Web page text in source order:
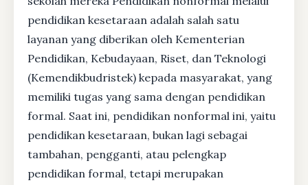
pendidikan kesetaraan adalah salah satu
layanan yang diberikan oleh Kementerian
Pendidikan, Kebudayaan, Riset, dan Teknologi
(Kemendikbudristek) kepada masyarakat, yang
memiliki tugas yang sama dengan pendidikan
formal. Saat ini, pendidikan nonformal ini, yaitu
pendidikan kesetaraan, bukan lagi sebagai
tambahan, pengganti, atau pelengkap
pendidikan formal, tetapi merupakan